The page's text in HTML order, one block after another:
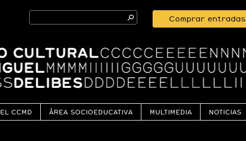
Search
for:
Comprar entradas
EL CCMD ÁREA SOCIOEDUCATIVA MULTIMEDIA NOTICIAS